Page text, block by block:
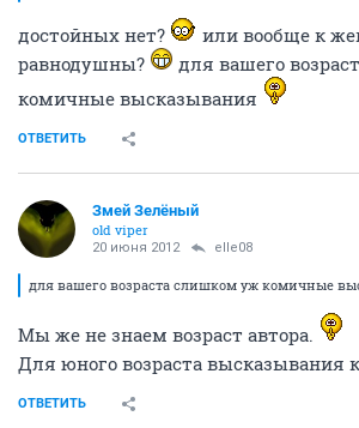
достойных нет?
или вообще к
равнодушны?
для вашего
комичные высказывания
ОТВЕТИТЬ
Змей Зелёный
old viper
20 июня 2012 elle08
для вашего возраста слишком уж комичные
Мы же не знаем возраст автора.
Для юного возраста высказывания
ОТВЕТИТЬ